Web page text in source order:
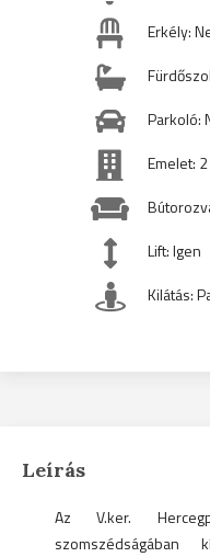
Erkély:
Parkoló:
Emelet: 2
Lift: Igen
Kilátás:
Leírás
Az V.ker.